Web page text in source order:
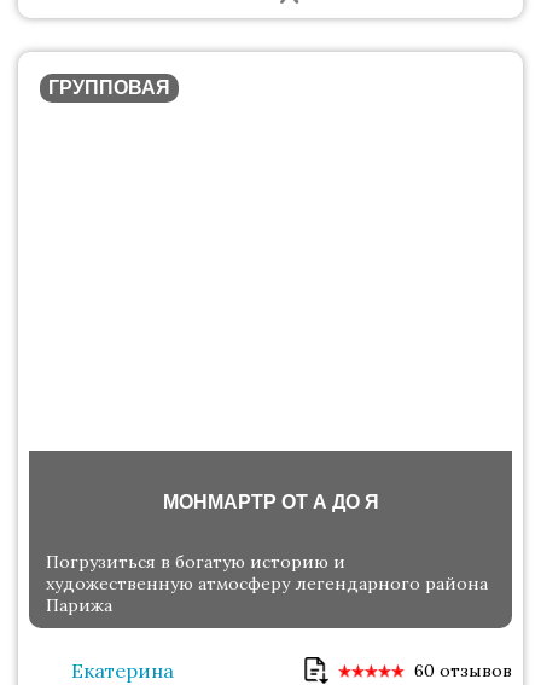
ГРУППОВАЯ
МОНМАРТР ОТ А ДО Я
Погрузиться в богатую историю и
художественную атмосферу легендарного района
Парижа
Екатерина 60 отзывов